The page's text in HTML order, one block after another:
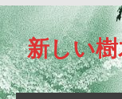
新しい